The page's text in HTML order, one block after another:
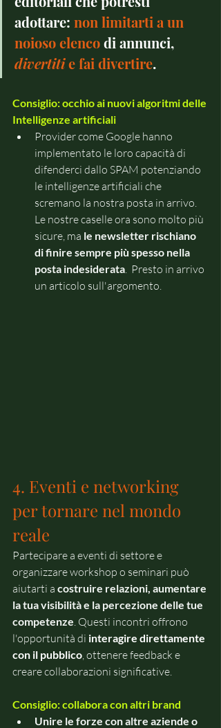
adottare: non limitarti a un
noioso elenco di annunci,
divertiti e fai divertire.
Consiglio: occhio ai nuovi algoritmi delle
Intelligenze artificiali
Provider come Google hanno
implementato le loro capacità di
difenderci dallo SPAM potenziando
le intelligenze artificiali che
scremano la nostra posta in arrivo.
Le nostre caselle ora sono molto più
sicure, ma le newsletter rischiano
di finire sempre più spesso nella
posta indesiderata .  Presto in arrivo
un articolo sull'argomento.
4. Eventi e networking
per tornare nel mondo
reale
Partecipare a eventi di settore e
organizzare workshop o seminari può
aiutarti a costruire relazioni, aumentare
la tua visibilità e la percezione delle tue
competenze . Questi incontri offrono
l'opportunità di interagire direttamente
con il pubblico , ottenere feedback e
creare collaborazioni significative.
Consiglio: collabora con altri brand
Unire le forze con altre aziende o